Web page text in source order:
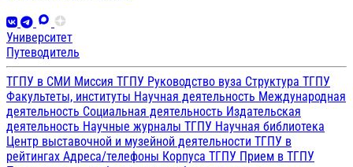
Университет
Путеводитель
ТГПУ в СМИ Миссия ТГПУ Руководство вуза Структура ТГПУ
Факультеты, институты Научная деятельность Международная
деятельность Социальная деятельность Издательская
деятельность Научные журналы ТГПУ Научная библиотека
Центр выставочной и музейной деятельности ТГПУ в
рейтингах Адреса/телефоны Корпуса ТГПУ Прием в ТГПУ